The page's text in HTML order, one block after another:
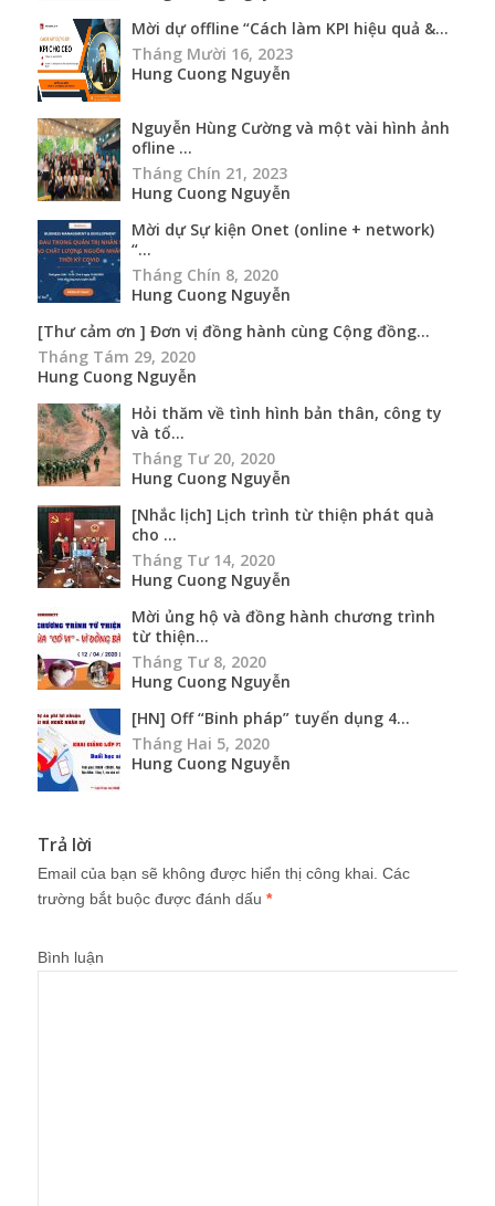
Mời dự offline “Cách làm KPI hiệu quả &...
Tháng Mười 16, 2023
Hung Cuong Nguyễn
Nguyễn Hùng Cường và một vài hình ảnh
ofline ...
Tháng Chín 21, 2023
Hung Cuong Nguyễn
Mời dự Sự kiện Onet (online + network)
“...
Tháng Chín 8, 2020
Hung Cuong Nguyễn
[Thư cảm ơn ] Đơn vị đồng hành cùng Cộng đồng...
Tháng Tám 29, 2020
Hung Cuong Nguyễn
Hỏi thăm về tình hình bản thân, công ty
và tổ...
Tháng Tư 20, 2020
Hung Cuong Nguyễn
[Nhắc lịch] Lịch trình từ thiện phát quà
cho ...
Tháng Tư 14, 2020
Hung Cuong Nguyễn
Mời ủng hộ và đồng hành chương trình
từ thiện...
Tháng Tư 8, 2020
Hung Cuong Nguyễn
[HN] Off “Binh pháp” tuyển dụng 4...
Tháng Hai 5, 2020
Hung Cuong Nguyễn
Trả lời
Email của bạn sẽ không được hiển thị công khai. Các
trường bắt buộc được đánh dấu *
Bình luận